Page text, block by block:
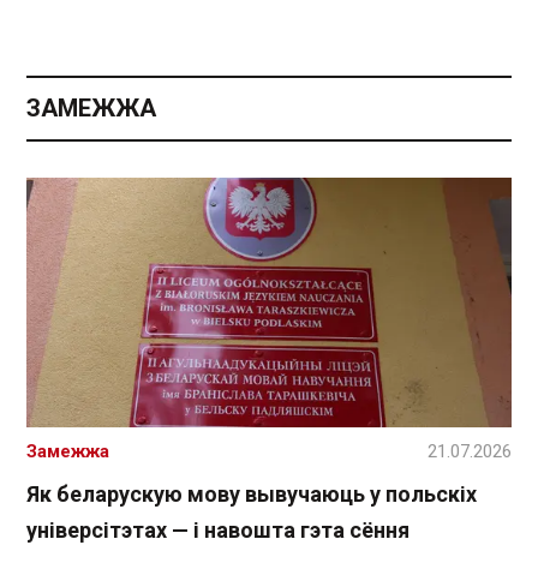
ЗАМЕЖЖА
Як беларускую мову вывучаюць у польскіх
універсітэтах — і навошта гэта сёння
Замежжа 21.07.2026